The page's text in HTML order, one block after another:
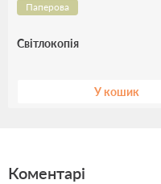
Паперова
Світлокопія
У кошик
Коментарі